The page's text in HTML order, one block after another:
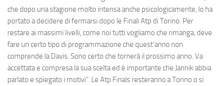
che dopo una stagione molto intensa anche psicologicamente, lo ha
portato a decidere di fermarsi dopo le Finali Atp di Torino. Per
restare ai massimi livelli, come noi tutti vogliamo che rimanga, deve
fare un certo tipo di programmazione che quest'anno non
comprende la Davis. Sono certo che tornerà il prossimo anno. Va
accettata e compresa la sua scelta ed è importante che Jannik abbia
parlato e spiegato i motivi". Le Atp Finals resteranno a Torino o si